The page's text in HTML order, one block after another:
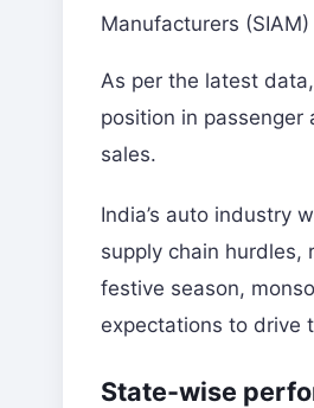
Manufacturers
As per the latest
position in
sales.
India’s auto industry
supply chain hurdles,
festive season,
expectations to drive
State-wise